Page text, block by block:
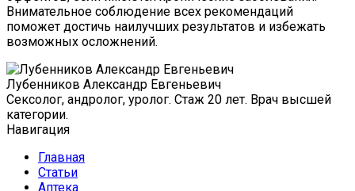
Внимательное соблюдение всех рекомендаций
поможет достичь наилучших результатов и избежать
возможных осложнений.
Лубенников Александр Евгеньевич
Сексолог, андролог, уролог. Стаж 20 лет. Врач высшей
категории.
Навигация
Главная
Статьи
Аптека